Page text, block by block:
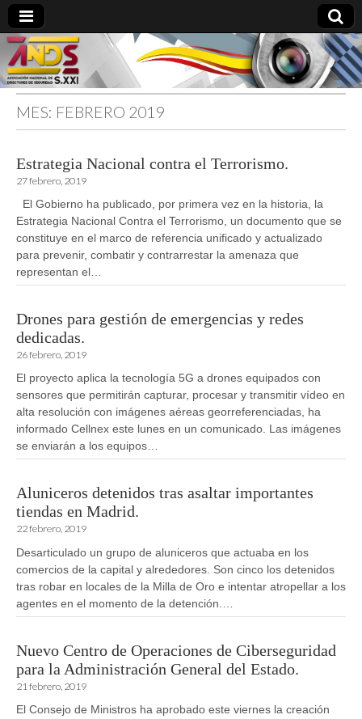
MES: FEBRERO 2019
Estrategia Nacional contra el Terrorismo.
27 febrero, 2019
El Gobierno ha publicado, por primera vez en la historia, la
Estrategia Nacional Contra el Terrorismo, un documento que se
constituye en el marco de referencia unificado y actualizado
para prevenir, combatir y contrarrestar la amenaza que
representan el…
Drones para gestión de emergencias y redes
dedicadas.
26 febrero, 2019
El proyecto aplica la tecnología 5G a drones equipados con
sensores que permitirán capturar, procesar y transmitir vídeo en
alta resolución con imágenes aéreas georreferenciadas, ha
informado Cellnex este lunes en un comunicado. Las imágenes
se enviarán a los equipos…
Aluniceros detenidos tras asaltar importantes
tiendas en Madrid.
22 febrero, 2019
Desarticulado un grupo de aluniceros que actuaba en los
comercios de la capital y alrededores. Son cinco los detenidos
tras robar en locales de la Milla de Oro e intentar atropellar a los
agentes en el momento de la detención.…
Nuevo Centro de Operaciones de Ciberseguridad
para la Administración General del Estado.
21 febrero, 2019
El Consejo de Ministros ha aprobado este viernes la creación